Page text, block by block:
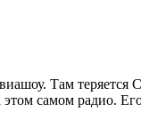
Там
самом радио.